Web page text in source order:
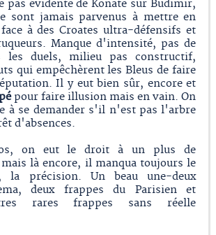
pas évidente de Konate sur Budimir,
sont jamais parvenus à mettre en
à des Croates ultra-défensifs et
Manque d'intensité, pas de
les duels, milieu pas constructif,
qui empêchèrent les Bleus de faire
Il y eut bien sûr, encore et
pour faire illusion mais en vain. On
à se demander s'il n'est pas l'arbre
d'absences.
on eut le droit à un plus de
là encore, il manqua toujours le
la précision. Un beau une-deux
deux frappes du Parisien et
rares frappes sans réelle